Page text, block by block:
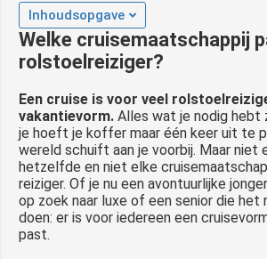
Inhoudsopgave
Welke cruisemaatschappij
rolstoelreiziger?
Een cruise is voor veel
vakantievorm. Alles wat je nodig hebt
je hoeft je koffer maar één keer uit te
wereld schuift aan je voorbij. Maar niet
hetzelfde en niet elke
reiziger. Of je nu een avontuurlijke
op zoek naar luxe of een senior die het
doen: er is voor iedereen een
past.